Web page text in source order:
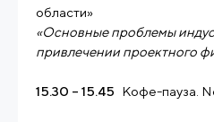
области»
«Основные проблемы
привлечении проектного
15.30 – 15.45 Кофе-пауза.